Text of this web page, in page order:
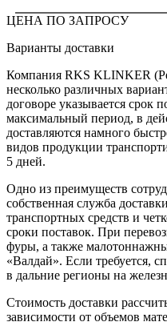
ЦЕНА ПО ЗАПРОСУ
Варианты доставки
Компания RKS KLINKER
несколько различных
договоре указывается срок
максимальный период, в
доставляются намного
видов продукции
5 дней.
Одно из преимуществ
собственная служба
транспортных средств и
сроки поставок. При
фуры, а также
«Валдай». Если требуется,
в дальние регионы на
Стоимость доставки
зависимости от объемов